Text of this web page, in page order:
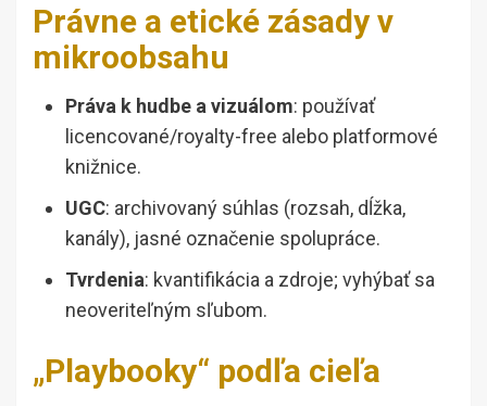
Právne a etické zásady v
mikroobsahu
Práva k hudbe a vizuálom: používať
licencované/royalty-free alebo platformové
knižnice.
UGC: archivovaný súhlas (rozsah, dĺžka,
kanály), jasné označenie spolupráce.
Tvrdenia: kvantifikácia a zdroje; vyhýbať sa
neoveriteľným sľubom.
„Playbooky“ podľa cieľa